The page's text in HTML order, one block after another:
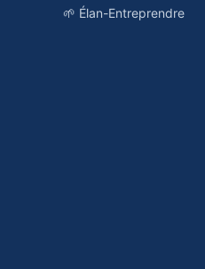
🌱 Élan-Entreprendre